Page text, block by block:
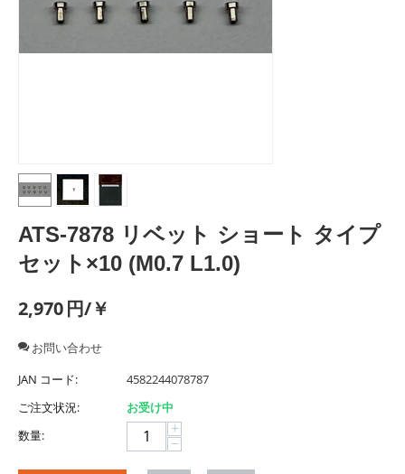
ATS-7878 リベット ショート タイプ
セット×10 (M0.7 L1.0)
2,970円/￥
お問い合わせ
JAN コード:
4582244078787
ご注文状況:
お受け中
数量:
+
−